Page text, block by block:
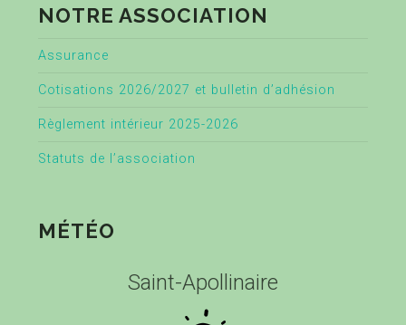
NOTRE ASSOCIATION
Assurance
Cotisations 2026/2027 et bulletin d’adhésion
Règlement intérieur 2025-2026
Statuts de l’association
MÉTÉO
Saint-Apollinaire